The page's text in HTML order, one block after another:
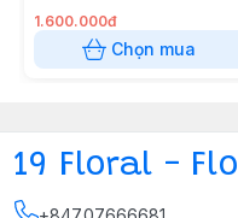
1.600.000đ
Chọn mua
19 Floral -